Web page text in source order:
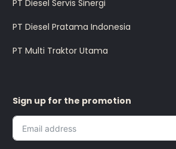
PT Diesel Servis Sinergi
PT Diesel Pratama Indonesia
PT Multi Traktor Utama
Sign up for the promotion